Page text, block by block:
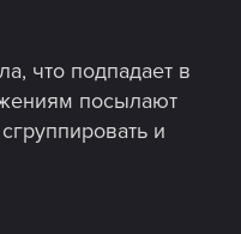
что подпадает в
посылают
и